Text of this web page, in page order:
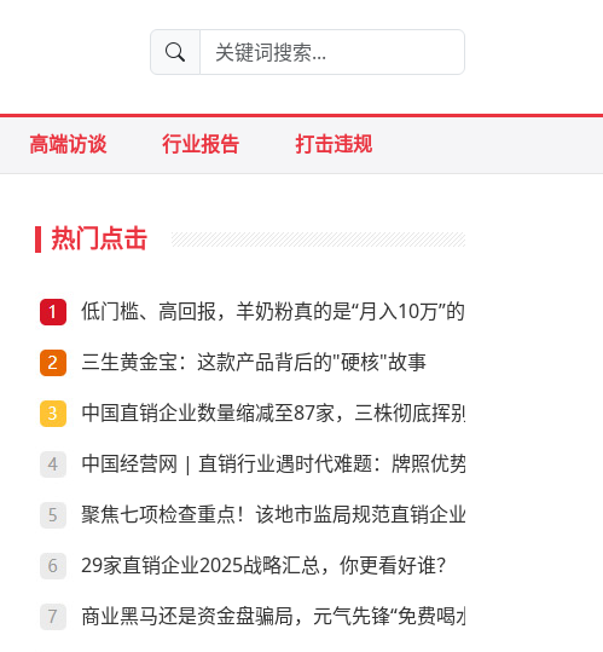
高端访谈 行业报告 打击违规
热门点击
低门槛、高回报，羊奶粉真的是“月入10万”的好生意？
三生黄金宝：这款产品背后的"硬核"故事
中国直销企业数量缩减至87家，三株彻底挥别直销
中国经营网 | 直销行业遇时代难题：牌照优势是否尚存
聚焦七项检查重点！该地市监局规范直销企业经营行为
29家直销企业2025战略汇总，你更看好谁？
商业黑马还是资金盘骗局，元气先锋“免费喝水赚钱”靠谱吗？